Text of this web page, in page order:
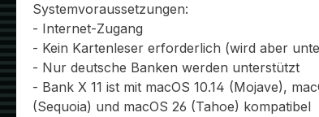
Systemvoraussetzungen:
- Internet-Zugang
- Kein Kartenleser erforderlich (wird aber
- Nur deutsche Banken werden unterstützt
- Bank X 11 ist mit macOS 10.14 (Mojave),
(Sequoia) und macOS 26 (Tahoe) kompatibel